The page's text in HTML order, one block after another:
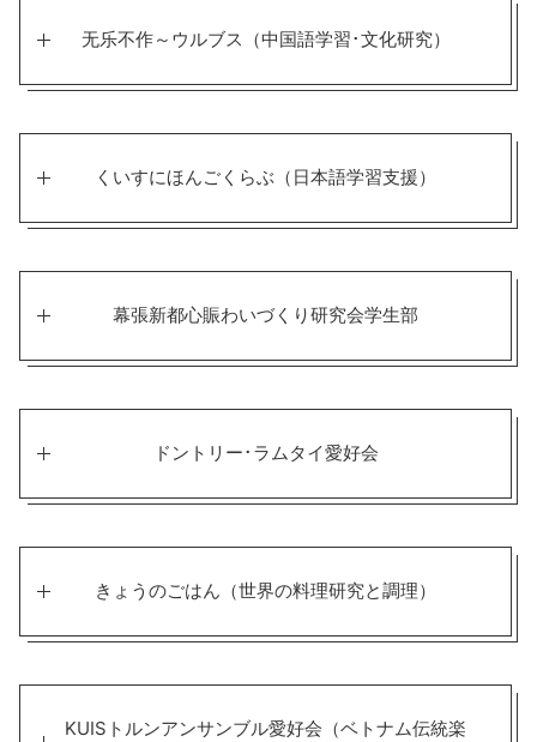
无乐不作～ウルブス（中国語学習･文化研究）
くいすにほんごくらぶ（日本語学習支援）
幕張新都心賑わいづくり研究会学生部
ドントリー･ラムタイ愛好会
きょうのごはん（世界の料理研究と調理）
KUISトルンアンサンブル愛好会（ベトナム伝統楽